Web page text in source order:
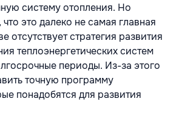
систему отопления. Но
это далеко не самая главная
отсутствует стратегия развития
теплоэнергетических систем
периоды. Из-за этого
точную программу
понадобятся для развития